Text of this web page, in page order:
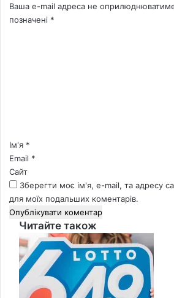
Ваша e-mail адреса не
позначені *
*Ім'я *
Email *
Сайт
Зберегти моє ім'я, e-mail, та адресу
для моїх подальших коментарів.
Читайте також
Close